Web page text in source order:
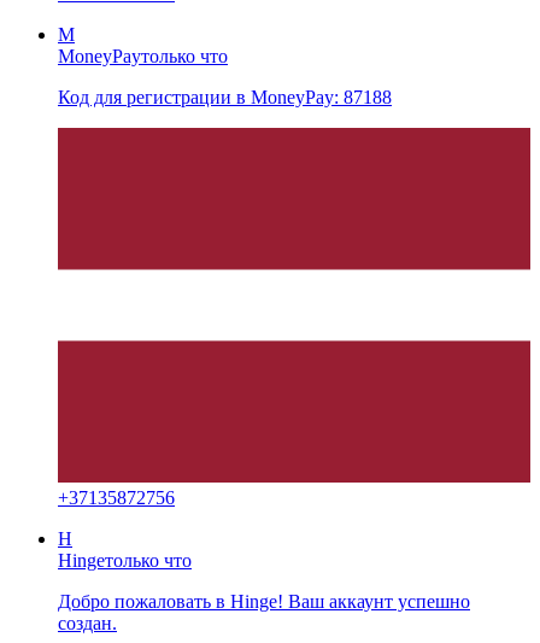
M
MoneyPayтолько что
Код для регистрации в MoneyPay: 87188
+37135872756
H
Hingeтолько что
Добро пожаловать в Hinge! Ваш аккаунт успешно
создан.